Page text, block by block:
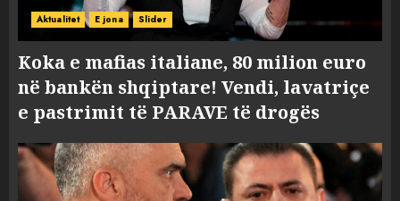
Aktualitet E jona Slider
Koka e mafias italiane, 80 milion euro
në bankën shqiptare! Vendi, lavatriçe
e pastrimit të PARAVE të drogës